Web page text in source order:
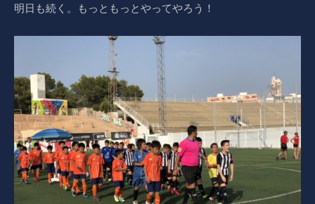
明日も続く。もっともっとやってやろう！